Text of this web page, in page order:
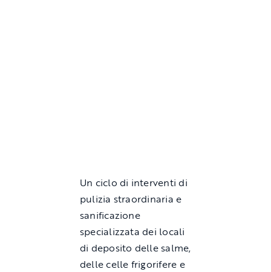
Un ciclo di interventi di
pulizia straordinaria e
sanificazione
specializzata dei locali
di deposito delle salme,
delle celle frigorifere e